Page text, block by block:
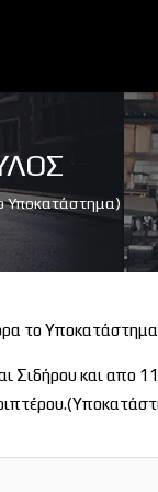
Υποκατάστημα)
το
Σιδήρου και απο